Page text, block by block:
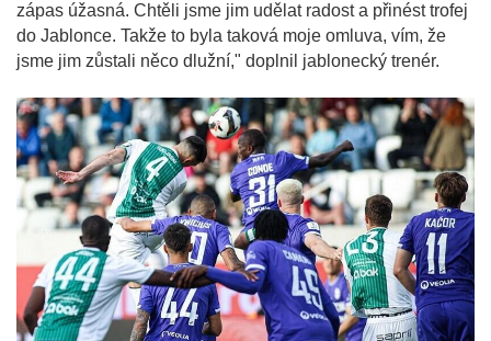
zápas úžasná. Chtěli jsme jim udělat radost a přinést trofej
do Jablonce. Takže to byla taková moje omluva, vím, že
jsme jim zůstali něco dlužní," doplnil jablonecký trenér.